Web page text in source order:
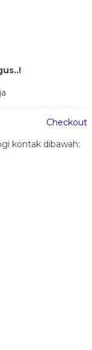
Checkout
kontak dibawah: